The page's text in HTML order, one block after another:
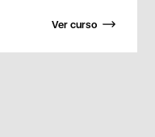
Ver curso